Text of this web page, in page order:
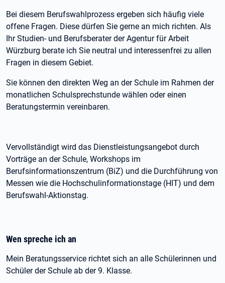
Bei diesem Berufswahlprozess ergeben sich häufig viele
offene Fragen. Diese dürfen Sie gerne an mich richten. Als
Ihr Studien- und Berufsberater der Agentur für Arbeit
Würzburg berate ich Sie neutral und interessenfrei zu allen
Fragen in diesem Gebiet.
Sie können den direkten Weg an der Schule im Rahmen der
monatlichen Schulsprechstunde wählen oder einen
Beratungstermin vereinbaren.
Vervollständigt wird das Dienstleistungsangebot durch
Vorträge an der Schule, Workshops im
Berufsinformationszentrum (BiZ) und die Durchführung von
Messen wie die Hochschulinformationstage (HIT) und dem
Berufswahl-Aktionstag.
Wen spreche ich an
Mein Beratungsservice richtet sich an alle Schülerinnen und
Schüler der Schule ab der 9. Klasse.